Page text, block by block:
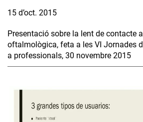
15 d’oct. 2015
Presentació sobre la lent de contacte
oftalmològica, feta a les VI Jornades
a professionals, 30 novembre 2015